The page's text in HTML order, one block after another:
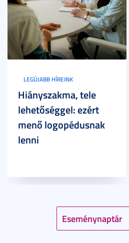
Eseménynaptár
LEGÚJABB HÍREINK
Hiányszakma, tele
lehetőséggel: ezért
menő logopédusnak
lenni